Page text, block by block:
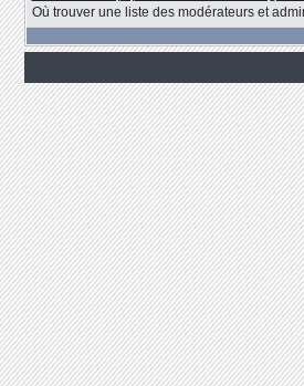
Où trouver une liste des modérateurs et